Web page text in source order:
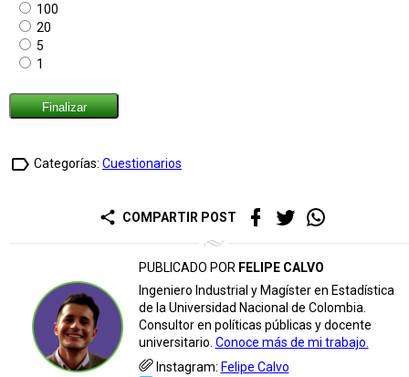
100
20
5
1
label_outline Categorías: Cuestionarios
share COMPARTIR POST
PUBLICADO POR FELIPE CALVO
Ingeniero Industrial y Magíster en Estadística
de la Universidad Nacional de Colombia.
Consultor en políticas públicas y docente
universitario. Conoce más de mi trabajo.
Instagram: Felipe Calvo